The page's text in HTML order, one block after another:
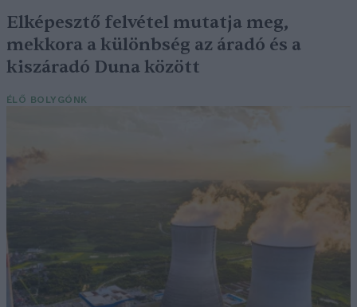
Elképesztő felvétel mutatja meg,
mekkora a különbség az áradó és a
kiszáradó Duna között
ÉLŐ BOLYGÓNK